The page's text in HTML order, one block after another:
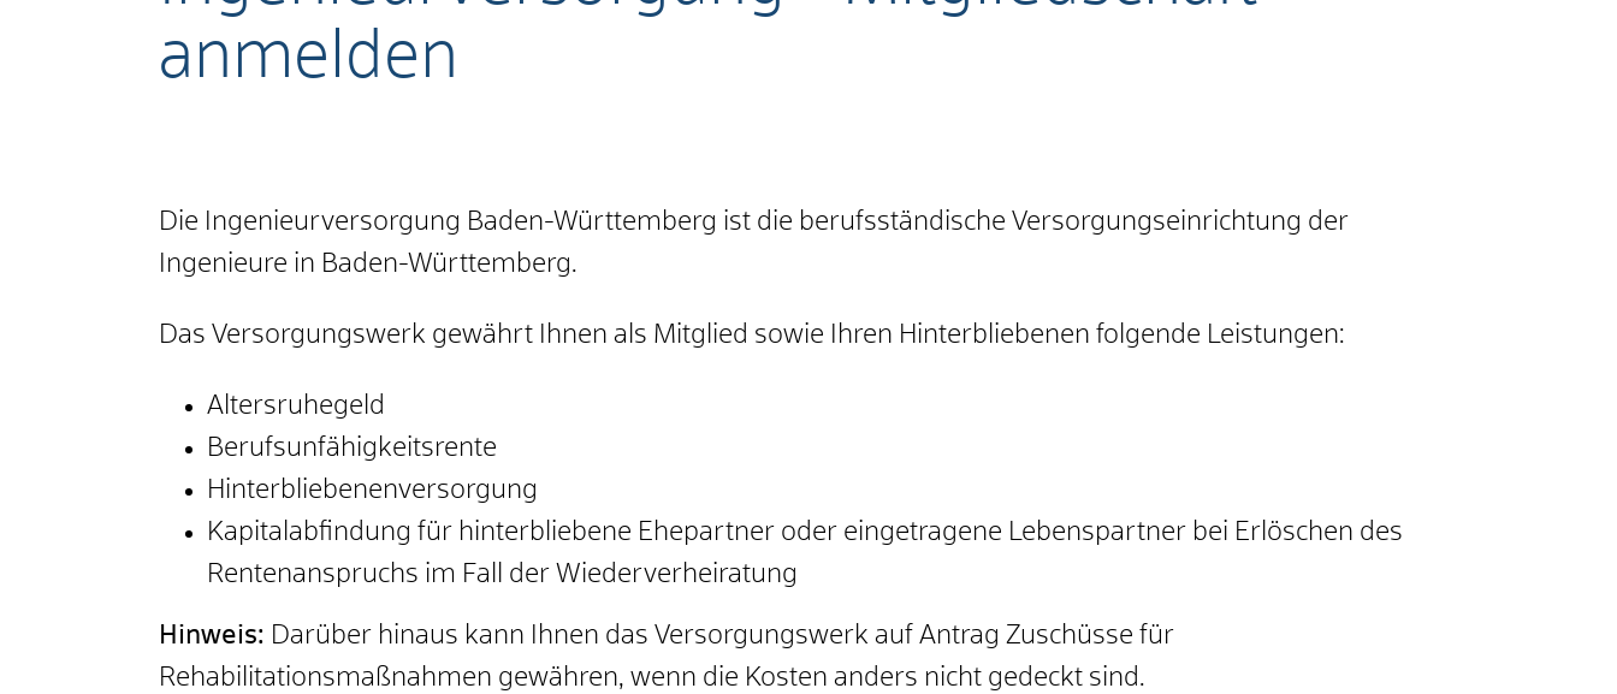
anmelden
Die Ingenieurversorgung Baden-Württemberg ist die berufsständische Versorgungseinrichtung der
Ingenieure in Baden-Württemberg.
Das Versorgungswerk gewährt Ihnen als Mitglied sowie Ihren Hinterbliebenen folgende Leistungen:
Altersruhegeld
Berufsunfähigkeitsrente
Hinterbliebenenversorgung
Kapitalabfindung für hinterbliebene Ehepartner oder eingetragene Lebenspartner bei Erlöschen des
Rentenanspruchs im Fall der Wiederverheiratung
Hinweis: Darüber hinaus kann Ihnen das Versorgungswerk auf Antrag Zuschüsse für
Rehabilitationsmaßnahmen gewähren, wenn die Kosten anders nicht gedeckt sind.